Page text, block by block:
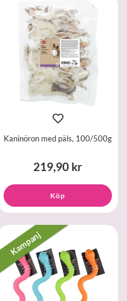
Kaninöron med päls, 100/500g
219,90 kr
Köp
Kampanj